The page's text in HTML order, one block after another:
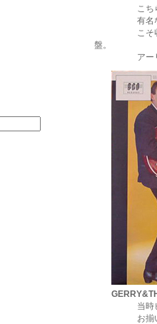
こちらも
有名な
こそ収録さ
盤。
アーリィ
当時ビート
お揃いのダ